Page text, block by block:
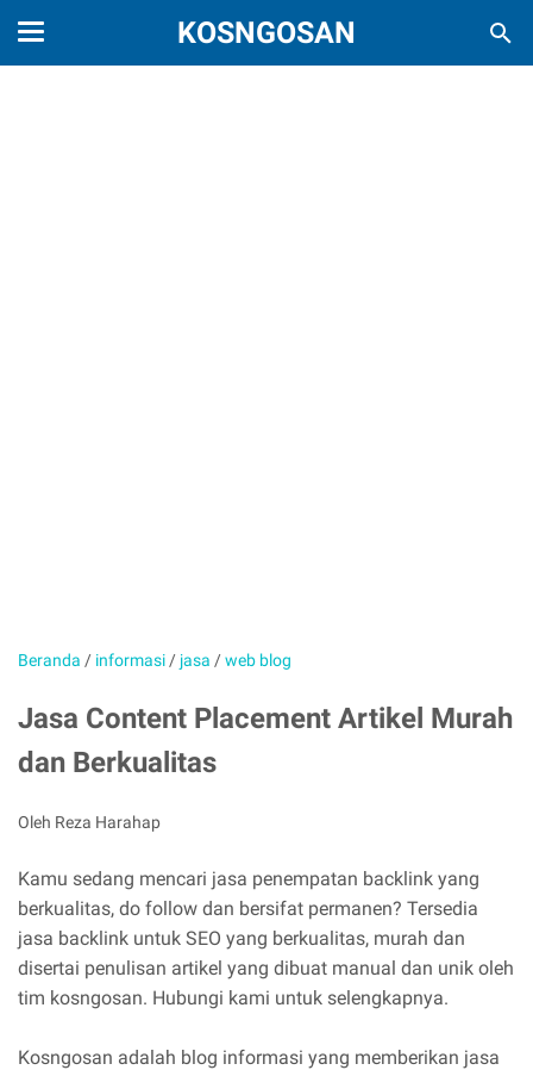
KOSNGOSAN
Beranda / informasi / jasa /web blog
Jasa Content Placement Artikel Murah
dan Berkualitas
Oleh Reza Harahap
Kamu sedang mencari jasa penempatan backlink yang
berkualitas, do follow dan bersifat permanen? Tersedia
jasa backlink untuk SEO yang berkualitas, murah dan
disertai penulisan artikel yang dibuat manual dan unik oleh
tim kosngosan. Hubungi kami untuk selengkapnya.
Kosngosan adalah blog informasi yang memberikan jasa